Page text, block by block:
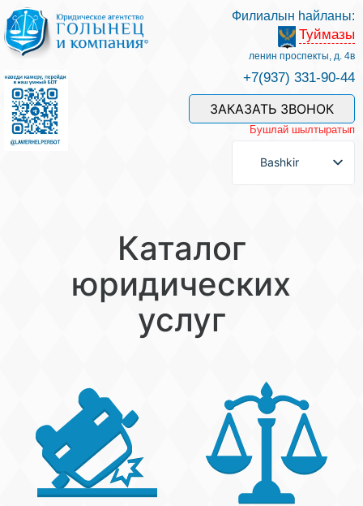
Беҙҙең белгестәр һәм хеҙмәттәр
Хеҙмәт хаҡын түләү
Һорау биреү
Файҙалы мәҡәләләр
Видео тураһында беҙ
Филиалын һайланы:
Туймазы
ленин проспекты, д. 4в
+7(937) 331-90-44
ЗАКАЗАТЬ ЗВОНОК
Бушлай шылтыратып
Bashkir
Каталог
юридических
услуг